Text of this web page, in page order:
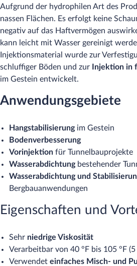
Aufgrund der hydrophilen Art des
nassen Flächen. Es erfolgt keine
negativ auf das Haftvermögen
kann leicht mit Wasser gereinigt
Injektionsmaterial wurde zur
schluffiger Böden und zur
Injektion in
im Gestein entwickelt.
Anwendungsgebiete
Hangstabilisierung im Gestein
Bodenverbesserung
Vorinjektion für Tunnelbauprojekte
Wasserabdichtung bestehender
Wasserabdichtung und
Bergbauanwendungen
Eigenschaften und
Sehr niedrige Viskosität
Verarbeitbar von 40 °F bis 105 °F (5
Verwendet einfaches Misch- und